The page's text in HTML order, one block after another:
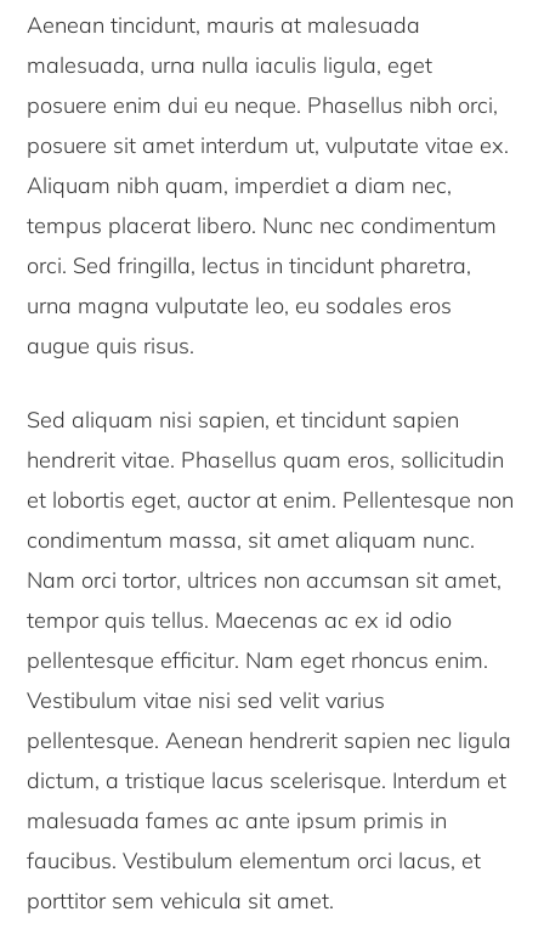
Aenean tincidunt, mauris at malesuada
malesuada, urna nulla iaculis ligula, eget
posuere enim dui eu neque. Phasellus nibh orci,
posuere sit amet interdum ut, vulputate vitae ex.
Aliquam nibh quam, imperdiet a diam nec,
tempus placerat libero. Nunc nec condimentum
orci. Sed fringilla, lectus in tincidunt pharetra,
urna magna vulputate leo, eu sodales eros
augue quis risus.
Sed aliquam nisi sapien, et tincidunt sapien
hendrerit vitae. Phasellus quam eros, sollicitudin
et lobortis eget, auctor at enim. Pellentesque non
condimentum massa, sit amet aliquam nunc.
Nam orci tortor, ultrices non accumsan sit amet,
tempor quis tellus. Maecenas ac ex id odio
pellentesque efficitur. Nam eget rhoncus enim.
Vestibulum vitae nisi sed velit varius
pellentesque. Aenean hendrerit sapien nec ligula
dictum, a tristique lacus scelerisque. Interdum et
malesuada fames ac ante ipsum primis in
faucibus. Vestibulum elementum orci lacus, et
porttitor sem vehicula sit amet.